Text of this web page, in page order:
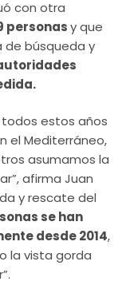
con otra
personasy que
de búsqueda y
todos estos años
el Mediterráneo,
asumamos la
afirma Juan
y rescate del
se han
desde 2014,
la vista gorda